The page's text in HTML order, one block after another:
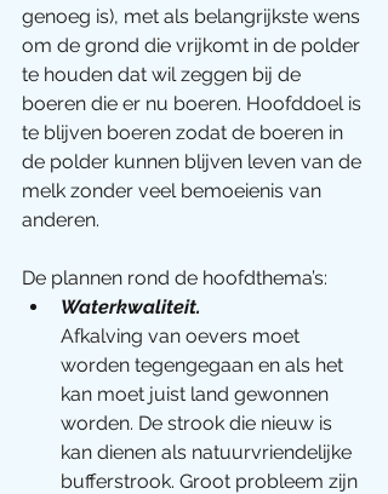
genoeg is), met als belangrijkste wens
om de grond die vrijkomt in de polder
te houden dat wil zeggen bij de
boeren die er nu boeren. Hoofddoel is
te blijven boeren zodat de boeren in
de polder kunnen blijven leven van de
melk zonder veel bemoeienis van
anderen.
De plannen rond de hoofdthema’s:
Waterkwaliteit.
Afkalving van oevers moet
worden tegengegaan en als het
kan moet juist land gewonnen
worden. De strook die nieuw is
kan dienen als natuurvriendelijke
bufferstrook. Groot probleem zijn